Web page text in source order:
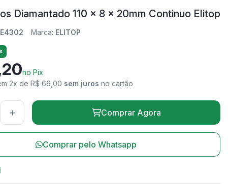
Diamantado 110 x 8 x 20mm Continuo Elitop
Marca: ELITOP
no Pix
2x de R$ 66,00 sem juros no cartão
+ Comprar Agora
Comprar pelo Whatsapp